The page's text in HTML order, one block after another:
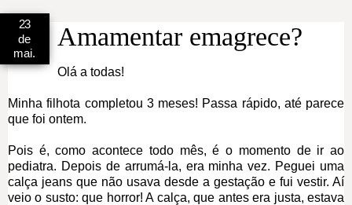
23
de
mai.
Amamentar emagrece?
Olá a todas!
Minha filhota completou 3 meses! Passa rápido, até parece
que foi ontem.
Pois é, como acontece todo mês, é o momento de ir ao
pediatra. Depois de arrumá-la, era minha vez. Peguei uma
calça jeans que não usava desde a gestação e fui vestir. Aí
veio o susto: que horror! A calça, que antes era justa, estava